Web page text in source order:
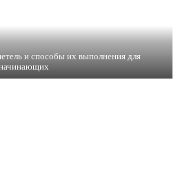
и способы их выполнения для